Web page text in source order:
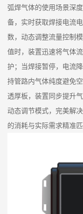
弧焊气体的使用场景深
备，实时获取焊接电流
数，动态调整流量控制
值时，装置迅速将气体
护；当焊接暂停，电流
持管路内气体纯度避免
透厚板，装置同步提升
动态调节模式，完美解
的消耗与实际需求精准匹